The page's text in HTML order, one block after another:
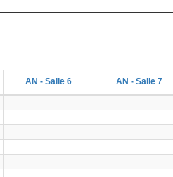
AN - Salle 6 AN - Salle 7